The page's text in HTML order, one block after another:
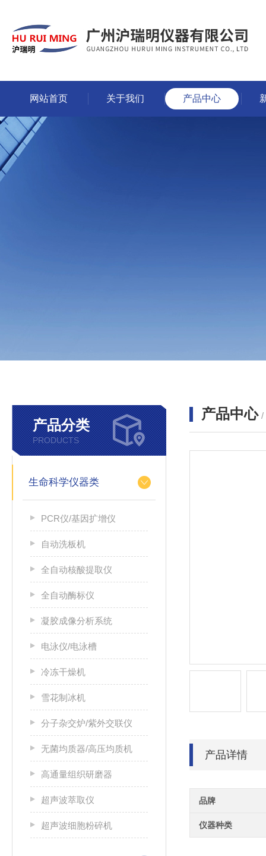
网站首页 关于我们 产品中心
产品分类
PRODUCTS
生命科学仪器类
PCR仪/基因扩增仪
自动洗板机
全自动核酸提取仪
全自动酶标仪
凝胶成像分析系统
电泳仪/电泳槽
冷冻干燥机
雪花制冰机
分子杂交炉/紫外交联仪
无菌均质器/高压均质机
高通量组织研磨器
超声波萃取仪
超声波细胞粉碎机
产品中心 /
产品详情
品牌
仪器种类